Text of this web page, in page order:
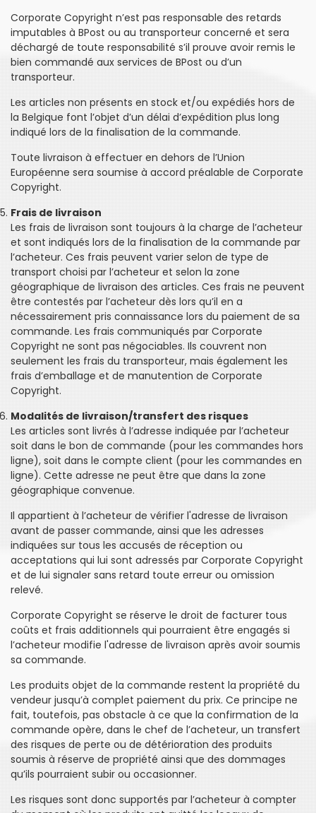
Corporate Copyright n’est pas responsable des retards
imputables à BPost ou au transporteur concerné et sera
déchargé de toute responsabilité s’il prouve avoir remis le
bien commandé aux services de BPost ou d’un
transporteur.
Les articles non présents en stock et/ou expédiés hors de
la Belgique font l’objet d’un délai d’expédition plus long
indiqué lors de la finalisation de la commande.
Toute livraison à effectuer en dehors de l’Union
Européenne sera soumise à accord préalable de Corporate
Copyright.
Frais de livraison
Les frais de livraison sont toujours à la charge de l’acheteur
et sont indiqués lors de la finalisation de la commande par
l’acheteur. Ces frais peuvent varier selon de type de
transport choisi par l’acheteur et selon la zone
géographique de livraison des articles. Ces frais ne peuvent
être contestés par l’acheteur dès lors qu’il en a
nécessairement pris connaissance lors du paiement de sa
commande. Les frais communiqués par Corporate
Copyright ne sont pas négociables. Ils couvrent non
seulement les frais du transporteur, mais également les
frais d’emballage et de manutention de Corporate
Copyright.
Modalités de livraison/transfert des risques
Les articles sont livrés à l’adresse indiquée par l’acheteur
soit dans le bon de commande (pour les commandes hors
ligne), soit dans le compte client (pour les commandes en
ligne). Cette adresse ne peut être que dans la zone
géographique convenue.
Il appartient à l’acheteur de vérifier l'adresse de livraison
avant de passer commande, ainsi que les adresses
indiquées sur tous les accusés de réception ou
acceptations qui lui sont adressés par Corporate Copyright
et de lui signaler sans retard toute erreur ou omission
relevé.
Corporate Copyright se réserve le droit de facturer tous
coûts et frais additionnels qui pourraient être engagés si
l’acheteur modifie l'adresse de livraison après avoir soumis
sa commande.
Les produits objet de la commande restent la propriété du
vendeur jusqu’à complet paiement du prix. Ce principe ne
fait, toutefois, pas obstacle à ce que la confirmation de la
commande opère, dans le chef de l’acheteur, un transfert
des risques de perte ou de détérioration des produits
soumis à réserve de propriété ainsi que des dommages
qu’ils pourraient subir ou occasionner.
Les risques sont donc supportés par l’acheteur à compter